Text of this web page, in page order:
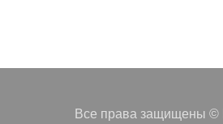
Мы предоставляем вашему
Регулярные обновления,
платформе KGZ Music. Наша
Все права защищены ©